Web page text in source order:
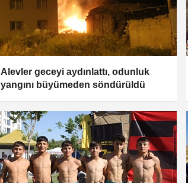
Alevler geceyi aydınlattı, odunluk
yangını büyümeden söndürüldü